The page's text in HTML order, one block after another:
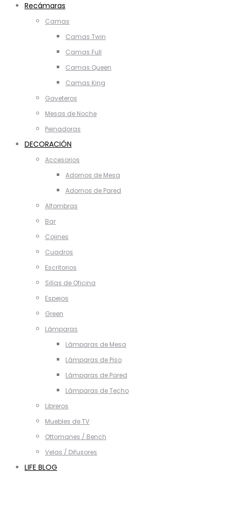
Recámaras
Camas
Camas Twin
Camas Full
Camas Queen
Camas King
Gaveteros
Mesas de Noche
Peinadoras
DECORACIÓN
Accesorios
Adornos de Mesa
Adornos de Pared
Alfombras
Bar
Cojines
Cuadros
Escritorios
Sillas de Oficina
Espejos
Green
Lámparas
Lámparas de Mesa
Lámparas de Piso
Lámparas de Pared
Lámparas de Techo
Libreros
Muebles de TV
Ottomanes / Bench
Velas / Difusores
LIFE BLOG